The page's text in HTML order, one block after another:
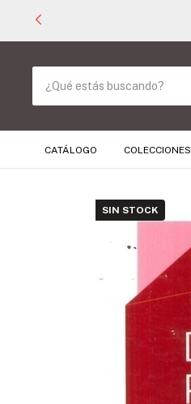
CATÁLOGO COLECCIONES
SIN STOCK